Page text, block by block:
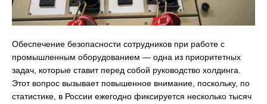
Обеспечение безопасности сотрудников при работе с
промышленным оборудованием — одна из приоритетных
задач, которые ставит перед собой руководство холдинга.
Этот вопрос вызывает повышенное внимание, поскольку, по
статистике, в России ежегодно фиксируется несколько тысяч